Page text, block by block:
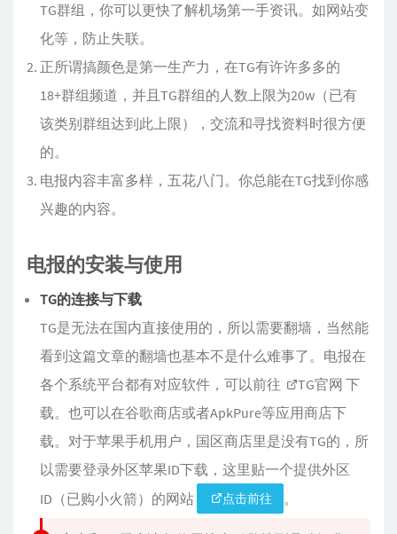
TG群组，你可以更快了解机场第一手资讯。如网站变
化等，防止失联。
正所谓搞颜色是第一生产力，在TG有许许多多的
18+群组频道，并且TG群组的人数上限为20w（已有
该类别群组达到此上限），交流和寻找资料时很方便
的。
电报内容丰富多样，五花八门。你总能在TG找到你感
兴趣的内容。
电报的安装与使用
TG的连接与下载
TG是无法在国内直接使用的，所以需要翻墙，当然能
看到这篇文章的翻墙也基本不是什么难事了。电报在
各个系统平台都有对应软件，可以前往
TG官网 下
载。也可以在谷歌商店或者ApkPure等应用商店下
载。对于苹果手机用户，国区商店里是没有TG的，所
以需要登录外区苹果ID下载，这里贴一个提供外区
ID（已购小火箭）的网站
点击前往 。